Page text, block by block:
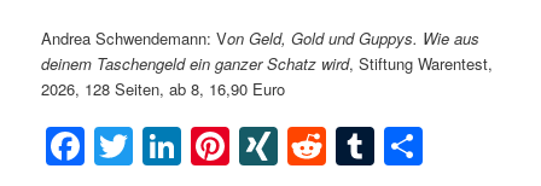
Andrea Schwendemann: Von Geld, Gold und Guppys. Wie aus
deinem Taschengeld ein ganzer Schatz wird, Stiftung Warentest,
2026, 128 Seiten, ab 8, 16,90 Euro
Facebook
Twitter
LinkedIn
Pinterest
XINGRedditTumblr